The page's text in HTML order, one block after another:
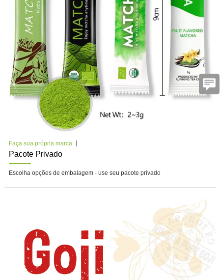
Faça sua própria marca
Pacote Privado
Escolha opções de embalagem - use seu pacote privado